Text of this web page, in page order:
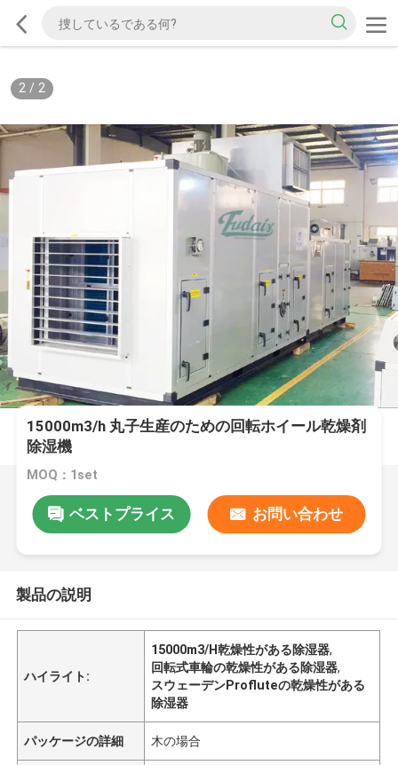
2/ 2
15000m3/h 丸子生産のための回転ホイール乾燥剤
除湿機
MOQ：1set
ベストプライス お問い合わせ
製品の説明
ハイライト:
15000m3/H乾燥性がある除湿器,
回転式車輪の乾燥性がある除湿器,
スウェーデンProfluteの乾燥性がある
除湿器
パッケージの詳細 木の場合